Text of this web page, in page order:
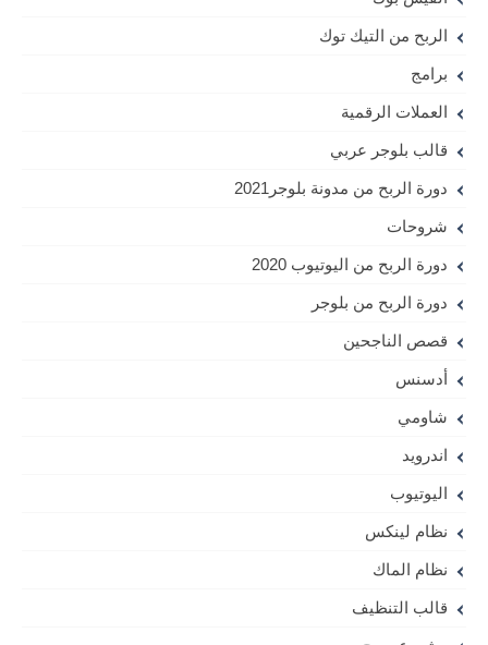
الربح من التيك توك
برامج
العملات الرقمية
قالب بلوجر عربي
دورة الربح من مدونة بلوجر2021
شروحات
دورة الربح من اليوتيوب 2020
دورة الربح من بلوجر
قصص الناجحين
أدسنس
شاومي
اندرويد
اليوتيوب
نظام لينكس
نظام الماك
قالب التنظيف